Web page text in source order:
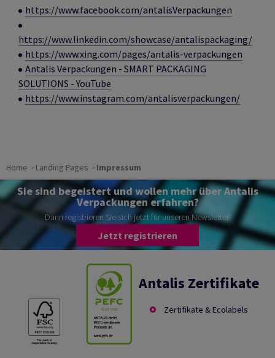
https://www.facebook.com/antalisVerpackungen
https://www.linkedin.com/showcase/antalispackaging/
https://www.xing.com/pages/antalis-verpackungen
Antalis Verpackungen - SMART PACKAGING
SOLUTIONS - YouTube
https://www.instagram.com/antalisverpackungen/
Home Landing Pages Impressum
Sie sind begeistert und wollen mehr über Antalis
Verpackungen erfahren?
Dann registrieren Sie sich jetzt für unseren Newsletter!
Jetzt registrieren
Antalis Zertifikate
Zertifikate & Ecolabels